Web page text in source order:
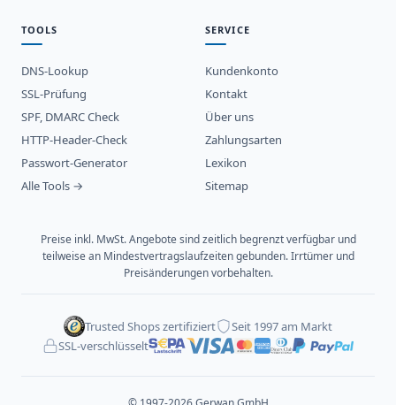
TOOLS
DNS-Lookup
SSL-Prüfung
SPF, DMARC Check
HTTP-Header-Check
Passwort-Generator
Alle Tools →
SERVICE
Kundenkonto
Kontakt
Über uns
Zahlungsarten
Lexikon
Sitemap
Preise inkl. MwSt. Angebote sind zeitlich begrenzt verfügbar und
teilweise an Mindestvertragslaufzeiten gebunden. Irrtümer und
Preisänderungen vorbehalten.
Trusted Shops zertifiziert
Seit 1997 am Markt
SSL-verschlüsselt